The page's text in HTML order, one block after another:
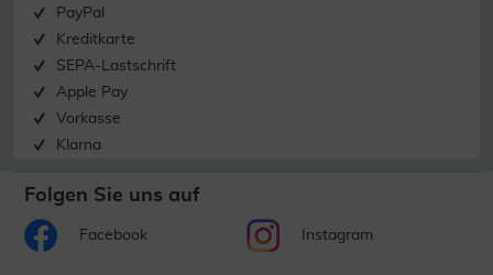
PayPal
Kreditkarte
SEPA-Lastschrift
Apple Pay
Vorkasse
Klarna
Folgen Sie uns auf
Facebook Instagram